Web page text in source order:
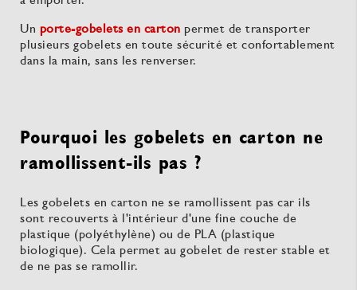
Un porte-gobelets en carton permet de transporter
plusieurs gobelets en toute sécurité et confortablement
dans la main, sans les renverser.
Pourquoi les gobelets en carton ne
ramollissent-ils pas ?
Les gobelets en carton ne se ramollissent pas car ils
sont recouverts à l'intérieur d'une fine couche de
plastique (polyéthylène) ou de PLA (plastique
biologique). Cela permet au gobelet de rester stable et
de ne pas se ramollir.